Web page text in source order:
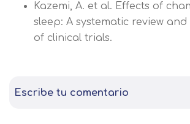
Kazemi, A. et al. Effects of
sleep: A systematic review
of clinical trials.
Escribe tu comentario